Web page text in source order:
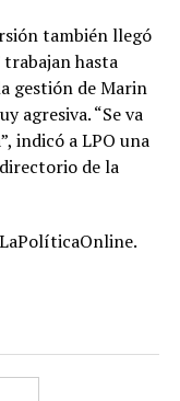
también llegó
trabajan hasta
gestión de Marin
agresiva. “Se va
indicó a LPO una
de la